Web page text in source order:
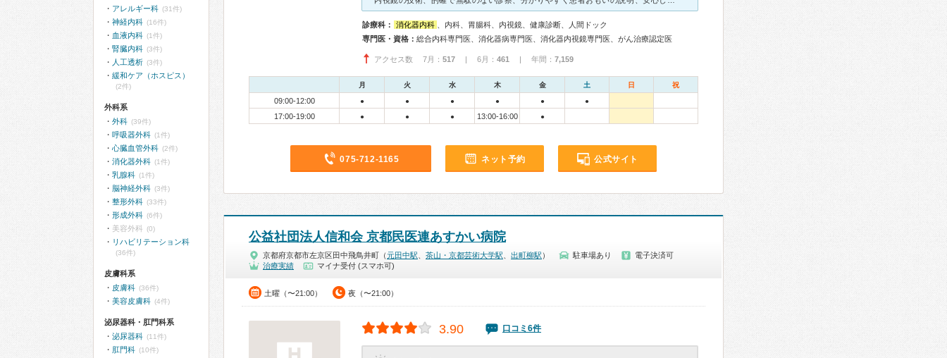
診療科： 消化器内科
、内科、胃腸科、内視鏡、健康診断、人間ドック
専門医・資格： 総合内科専門医、消化器病専門医、消化器内視鏡専門医、がん治療認定医
アクセス数 7月： 517 | 6月： 461 | 年間： 7,159
月 火 水 木 金 土 日 祝
09:00-12:00 ● ● ● ● ● ●
17:00-19:00 ● ● ● 13:00-16:00 ●
075-712-1165 ネット予約 公式サイト
公益社団法人信和会 京都民医連あすかい病院
京都府京都市左京区田中飛鳥井町（元田中駅 茶山・京都芸術大学駅 出町柳駅 ） 駐車場あり
電子決済可
治療実績
マイナ受付 (スマホ可)
土曜（〜21:00） 夜（〜21:00）
3.90 口コミ6件
アレルギー科 (31件)
神経内科 (16件)
血液内科 (1件)
腎臓内科 (3件)
人工透析 (3件)
緩和ケア（ホスピス）
(2件)
外科系
外科 (39件)
呼吸器外科 (1件)
心臓血管外科 (2件)
消化器外科 (1件)
乳腺科 (1件)
脳神経外科 (3件)
整形外科 (33件)
形成外科 (6件)
美容外科 (0)
リハビリテーション科
(36件)
皮膚科系
皮膚科 (36件)
美容皮膚科 (4件)
泌尿器科・肛門科系
泌尿器科 (11件)
肛門科 (10件)